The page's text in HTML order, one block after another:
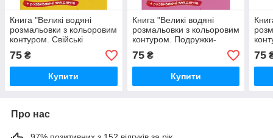
Книга "Великі водяні
розмальовки з кольоровим
контуром. Свійські
тварини", шт
75 ₴
Купити
Книга "Великі водяні
розмальовки з кольоровим
контуром. Подружки-
модниці", шт
75₴
Купити
шт
75
Про нас